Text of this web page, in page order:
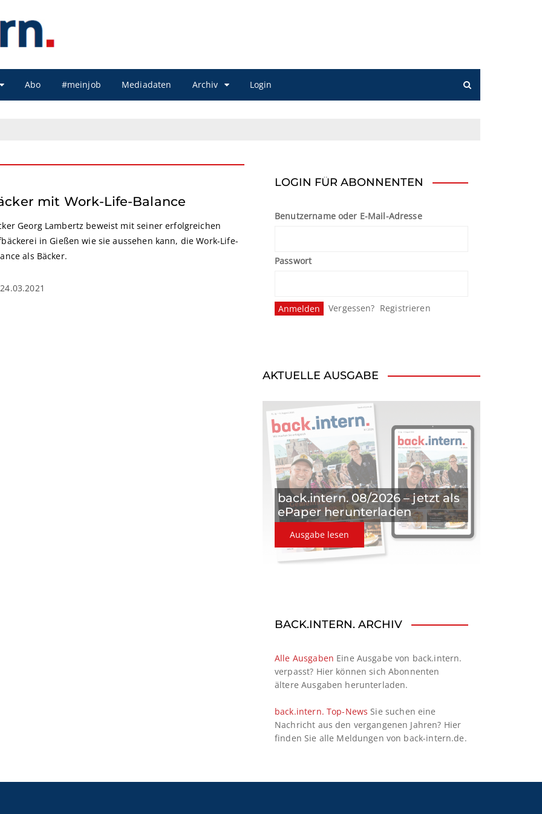
Abo #meinjob Mediadaten Archiv Login
mit Work-Life-Balance
Georg Lambertz beweist mit seiner erfolgreichen
in Gießen wie sie aussehen kann, die Work-Life-
als Bäcker.
24.03.2021
LOGIN FÜR ABONNENTEN
Benutzername oder E-Mail-Adresse
Passwort
Vergessen? Registrieren
AKTUELLE AUSGABE
back.intern. 08/2026 – jetzt als
ePaper herunterladen
Ausgabe lesen
BACK.INTERN. ARCHIV
Alle Ausgaben Eine Ausgabe von back.intern.
verpasst? Hier können sich Abonnenten
ältere Ausgaben herunterladen.
back.intern. Top-News Sie suchen eine
Nachricht aus den vergangenen Jahren? Hier
finden Sie alle Meldungen von back-intern.de.